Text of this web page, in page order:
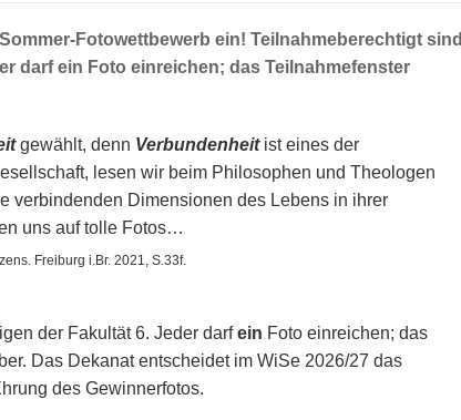
Fotowettbewerb ein! Teilnahmeberechtigt sind
darf ein Foto einreichen; das Teilnahmefenster
gewählt, denn Verbundenheitist eines der
lesen wir beim Philosophen und Theologen
verbindenden Dimensionen des Lebens in ihrer
uns auf tolle Fotos…
Freiburg i.Br. 2021, S.33f.
der Fakultät 6. Jeder darfein Foto einreichen; das
Das Dekanat entscheidet im WiSe 2026/27 das
des Gewinnerfotos.